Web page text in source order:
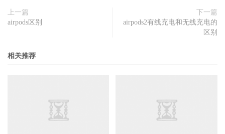
上一篇
airpods区别
下一篇
airpods2有线充电和无线充电的
区别
相关推荐